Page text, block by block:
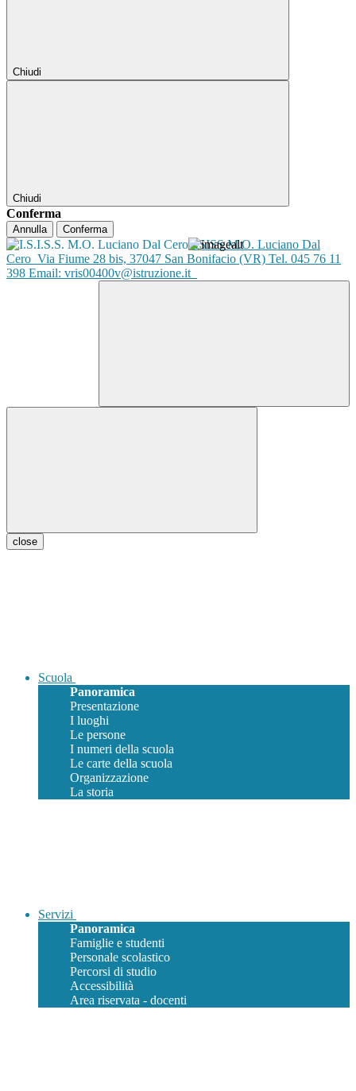
Chiudi
Chiudi
Conferma
Annulla Conferma
ISISS M.O. Luciano Dal
Cero Via Fiume 28 bis, 37047 San Bonifacio (VR) Tel. 045 76 11
398 Email: vris00400v@istruzione.it
close
Scuola
Panoramica
Presentazione
I luoghi
Le persone
I numeri della scuola
Le carte della scuola
Organizzazione
La storia
Servizi
Panoramica
Famiglie e studenti
Personale scolastico
Percorsi di studio
Accessibilità
Area riservata - docenti